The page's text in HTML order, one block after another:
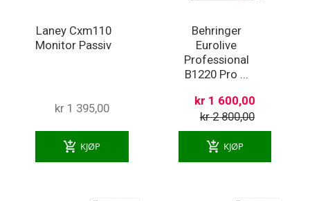
Laney Cxm110
Monitor Passiv
kr 1 395,00
add_shopping_cart KJØP
Behringer
Eurolive
Professional
B1220 Pro ...
kr 1 600,00
kr 2 800,00
add_shopping_cart KJØP